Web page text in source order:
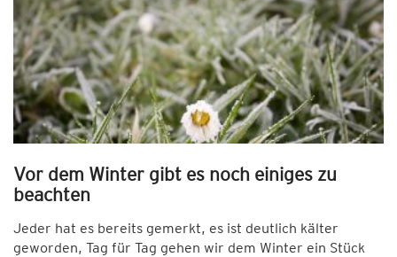
Vor dem Winter gibt es noch einiges zu
beachten
Jeder hat es bereits gemerkt, es ist deutlich kälter
geworden, Tag für Tag gehen wir dem Winter ein Stück